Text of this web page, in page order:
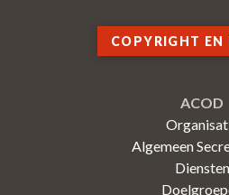
COPYRIGHT EN
ACOD
Algemeen
Diensten